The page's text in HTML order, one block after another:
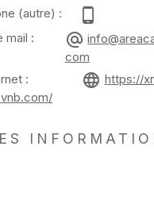
(autre) :
mail :
com
:
https://